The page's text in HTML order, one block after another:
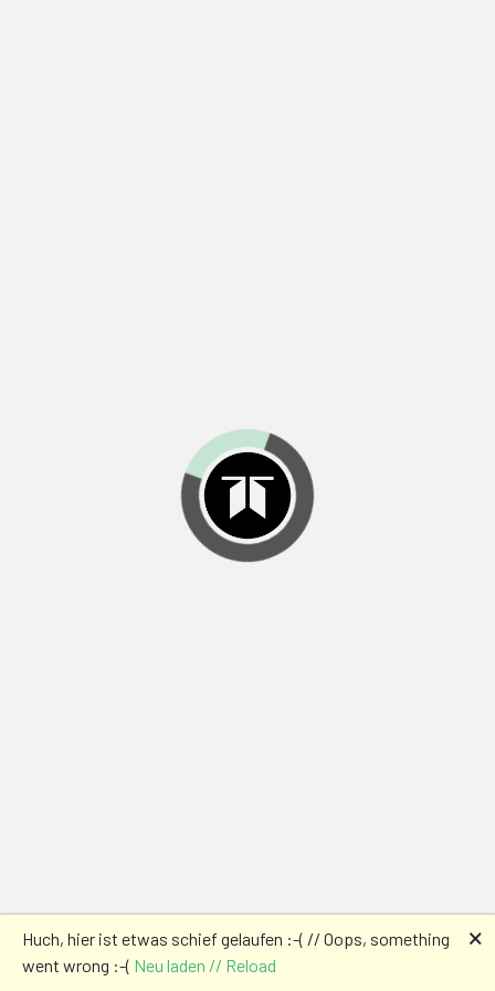
Huch, hier ist etwas schief gelaufen :-( // Oops, something
went wrong :-( Neu laden // Reload
🗙